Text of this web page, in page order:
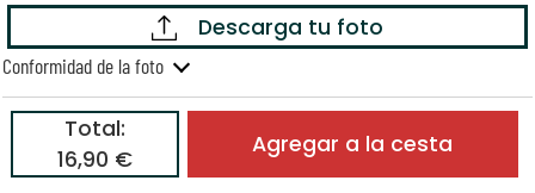
Descarga tu foto
Conformidad de la foto
Total:
16,90 €
Agregar a la cesta